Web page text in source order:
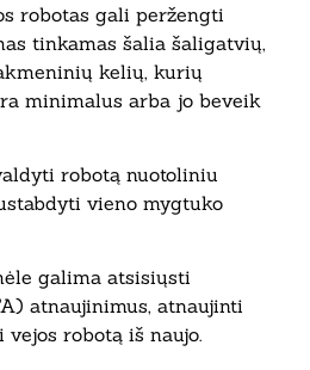
robotas gali peržengti
tinkamas šalia šaligatvių,
kelių, kurių
minimalus arba jo beveik
robotą nuotoliniu
vieno mygtuko
galima atsisiųsti
atnaujinimus, atnaujinti
robotą iš naujo.